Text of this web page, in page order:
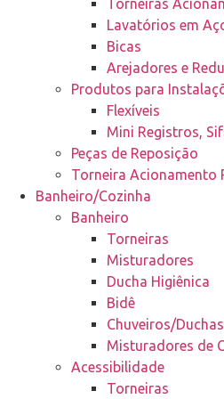
Torneiras
Lavatórios em
Bicas
Arejadores e
Produtos para
Flexíveis
Mini Registros,
Peças de Reposição
Torneira Acionamento
Banheiro/Cozinha
Banheiro
Torneiras
Misturadores
Ducha Higiênica
Bidê
Chuveiros/
Misturadores de
Acessibilidade
Torneiras